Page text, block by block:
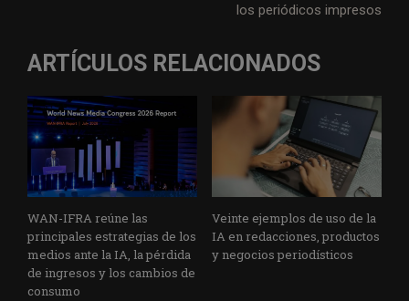
los periódicos impresos
ARTÍCULOS RELACIONADOS
WAN-IFRA reúne las
principales estrategias de los
medios ante la IA, la pérdida
de ingresos y los cambios de
consumo
Veinte ejemplos de uso de la
IA en redacciones, productos
y negocios periodísticos